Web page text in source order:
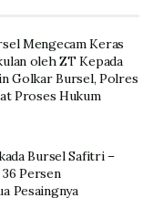
Mengecam Keras
oleh ZT Kepada
Golkar Bursel, Polres
Proses Hukum
Bursel Safitri –
Persen
Pesaingnya